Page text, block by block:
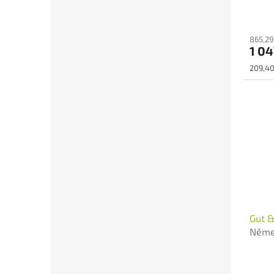
1
Měrná
cena:
Gut